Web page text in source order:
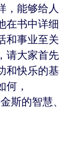
，能够给人
在书中详细
和事业至关
请大家首先
和快乐的基
，
斯的智慧、